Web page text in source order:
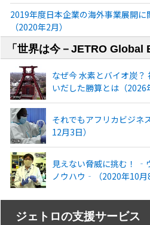
2019年度日本企業の海外事業展開に
（2020年2月）
「世界は今－JETRO Global
なぜ今 水素とバイオ炭
いだした勝算とは（2026
それでもアフリカビジネ
12月3日）
見えない脅威に挑む！ ‐
ノウハウ‐（2020年10月8
ジェトロの支援サービス